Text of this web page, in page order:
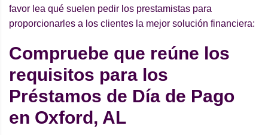
favor lea qué suelen pedir los prestamistas para
proporcionarles a los clientes la mejor solución financiera:
Compruebe que reúne los
requisitos para los
Préstamos de Día de Pago
en Oxford, AL